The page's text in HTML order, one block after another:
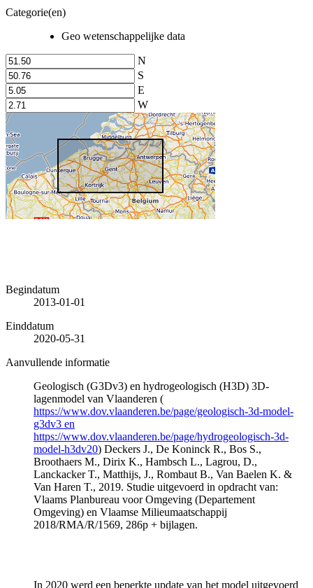
Categorie(en)
Geo wetenschappelijke data
N
S
E
W
Begindatum
2013-01-01
Einddatum
2020-05-31
Aanvullende informatie
Geologisch (G3Dv3) en hydrogeologisch (H3D) 3D-
lagenmodel van Vlaanderen (
https://www.dov.vlaanderen.be/page/geologisch-3d-model-
g3dv3 en
https://www.dov.vlaanderen.be/page/hydrogeologisch-3d-
model-h3dv20) Deckers J., De Koninck R., Bos S.,
Broothaers M., Dirix K., Hambsch L., Lagrou, D.,
Lanckacker T., Matthijs, J., Rombaut B., Van Baelen K. &
Van Haren T., 2019. Studie uitgevoerd in opdracht van:
Vlaams Planbureau voor Omgeving (Departement
Omgeving) en Vlaamse Milieumaatschappij
2018/RMA/R/1569, 286p + bijlagen.
In 2020 werd een beperkte update van het model uitgevoerd